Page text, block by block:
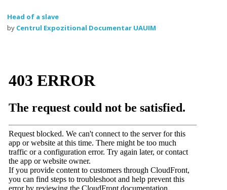
Head of a slave
by Centrul Expozitional Documentar UAUIM